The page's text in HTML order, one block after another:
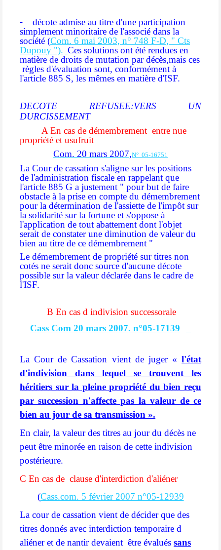
-
décote admise au titre d'une participation
simplement minoritaire de l'associé dans la
société (Com. 6 mai 2003, n° 748 F-D, " Cts
Dupouy "). Ces solutions ont été rendues en
matière de droits de mutation par décès,mais ces
règles d'évaluation sont, conformément à
l'article 885 S, les mêmes en matière d'ISF.
DECOTE REFUSEE:VERS UN
DURCISSEMENT
A En cas de démembrement entre nue
propriété et usufruit
Com. 20 mars 2007,N° 05-16751
La Cour de cassation s'aligne sur les positions
de l'administration fiscale en rappelant que
l'article 885 G a justement " pour but de faire
obstacle à la prise en compte du démembrement
pour la détermination de l'assiette de l'impôt sur
la solidarité sur la fortune et s'oppose à
l'application de tout abattement dont l'objet
serait de constater une diminution de valeur du
bien au titre de ce démembrement "
Le démembrement de propriété sur titres non
cotés ne serait donc source d'aucune décote
possible sur la valeur déclarée dans le cadre de
l'ISF.
B En cas d indivision successorale
Cass Com 20 mars 2007. n°05-17139
La Cour de Cassation vient de juger « l'état
d'indivision dans lequel se trouvent les
héritiers sur la pleine propriété du bien reçu
par succession n'affecte pas la valeur de ce
bien au jour de sa transmission ».
En clair, la valeur des titres au jour du décès ne
peut être minorée en raison de cette indivision
postérieure.
C En cas de clause d'interdiction d'aliéner
(Cass.com. 5 février 2007 n°05-12939
La cour de cassation vient de décider que des
titres donnés avec interdiction temporaire d
aliéner et de nantir devaient être évalués sans